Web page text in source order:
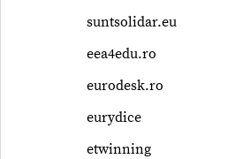
suntsolidar.eu
eea4edu.ro
eurodesk.ro
eurydice
etwinning